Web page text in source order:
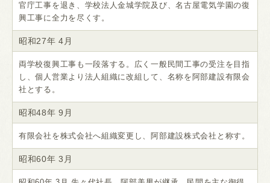
官庁工事を退き、学校法人金城学院及び、名古屋電気学園の復
興工事に全力を尽くす。
昭和27年 4月
両学校復興工事も一段落する。広く一般民間工事の受注を目指
し、個人営業より法人組織に改組して、名称を阿部建設有限会
社とする。
昭和48年 9月
有限会社を株式会社へ組織変更し、阿部建設株式会社と称す。
昭和60年 3月